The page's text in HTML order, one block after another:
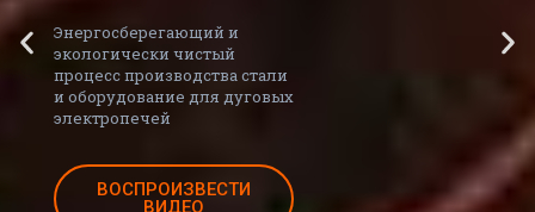
Энергосберегающий и
экологически чистый
процесс производства стали
и оборудование для дуговых
электропечей
ВОСПРОИЗВЕСТИ
ВИДЕО